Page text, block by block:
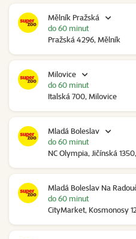
Mělník Pražská
Pražská 4296, Mělník
do 60 minut
Milovice
Italská 700, Milovice
do 60 minut
Mladá Boleslav
NC Olympia, Jičínská
do 60 minut
Mladá Boleslav Na
CityMarket, Kosmonosy
do 60 minut